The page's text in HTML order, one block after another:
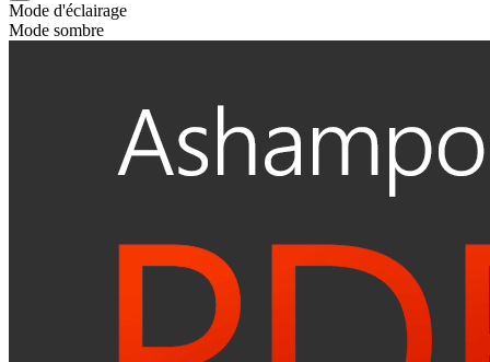
Mode d'éclairage
Mode sombre